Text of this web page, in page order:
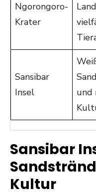
Ngorongoro-
Krater
Sansibar
Insel
und
Sansibar
Kultur